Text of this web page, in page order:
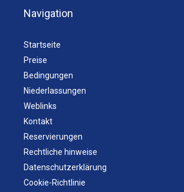
Navigation
Startseite
Preise
Bedingungen
Niederlassungen
Weblinks
Kontakt
Reservierungen
Rechtliche hinweise
Datenschutzerklärung
Cookie-Richtlinie